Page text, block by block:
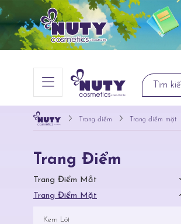
Trang điểm Trang điểm mặt
Trang Điểm
Trang Điểm Mắt
Trang Điểm Mặt
Kem Lót